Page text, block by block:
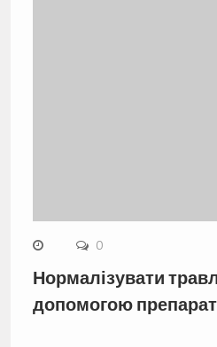
0
Нормалізувати
допомогою